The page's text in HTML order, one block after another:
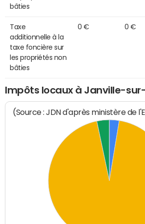
bâties
Taxe
additionnelle à la
taxe foncière sur
les propriétés non
bâties
0 € 0 €
Impôts locaux à Janville-
(Source : JDN d'après ministère de